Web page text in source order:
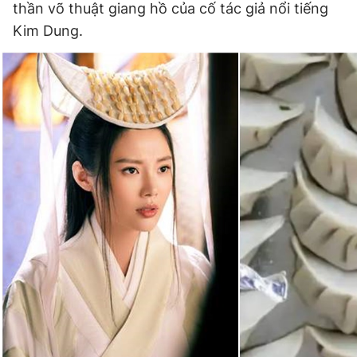
thần võ thuật giang hồ của cố tác giả nổi tiếng
Kim Dung.